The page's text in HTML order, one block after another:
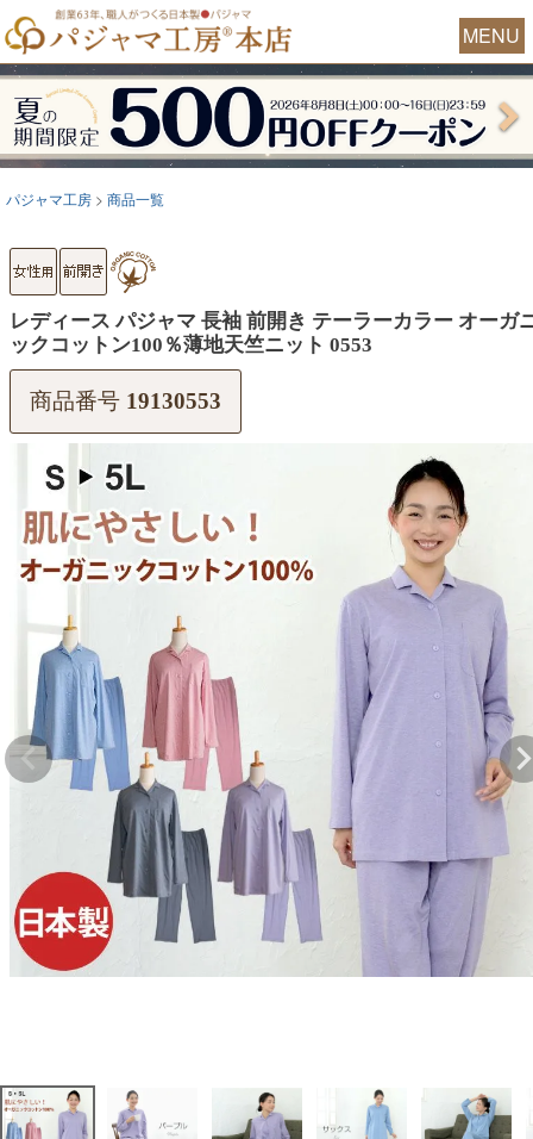
MENU
パジャマ工房 商品一覧
レディース パジャマ 長袖 前開き テーラーカラー オーガ
ックコットン100％薄地天竺ニット 0553
商品番号 19130553